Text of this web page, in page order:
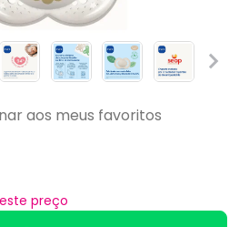
preço
aos meus favoritos